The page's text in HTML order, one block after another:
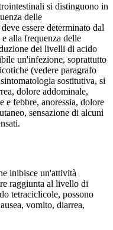
si distinguono in
delle
essere determinato dal
alla frequenza delle
dei livelli di acido
un'infezione, soprattutto
(vedere paragrafo
sostitutiva, si
dolore addominale,
e febbre, anoressia, dolore
sensazione di alcuni
inibisce un'attività
raggiunta al livello di
tetraciclicole, possono
vomito, diarrea,